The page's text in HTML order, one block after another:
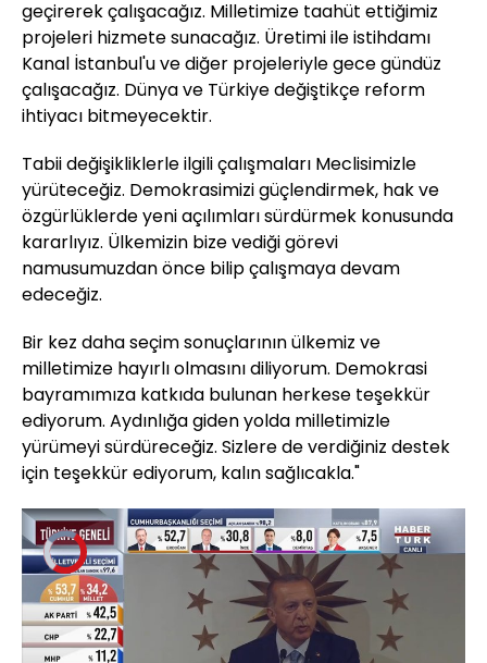
geçirerek çalışacağız. Milletimize taahüt ettiğimiz
projeleri hizmete sunacağız. Üretimi ile istihdamı
Kanal İstanbul'u ve diğer projeleriyle gece gündüz
çalışacağız. Dünya ve Türkiye değiştikçe reform
ihtiyacı bitmeyecektir.
Tabii değişikliklerle ilgili çalışmaları Meclisimizle
yürüteceğiz. Demokrasimizi güçlendirmek, hak ve
özgürlüklerde yeni açılımları sürdürmek konusunda
kararlıyız. Ülkemizin bize vediği görevi
namusumuzdan önce bilip çalışmaya devam
edeceğiz.
Bir kez daha seçim sonuçlarının ülkemiz ve
milletimize hayırlı olmasını diliyorum. Demokrasi
bayramımıza katkıda bulunan herkese teşekkür
ediyorum. Aydınlığa giden yolda milletimizle
yürümeyi sürdüreceğiz. Sizlere de verdiğiniz destek
için teşekkür ediyorum, kalın sağlıcakla."
Video
Oynatıcısı
yükleniyor.